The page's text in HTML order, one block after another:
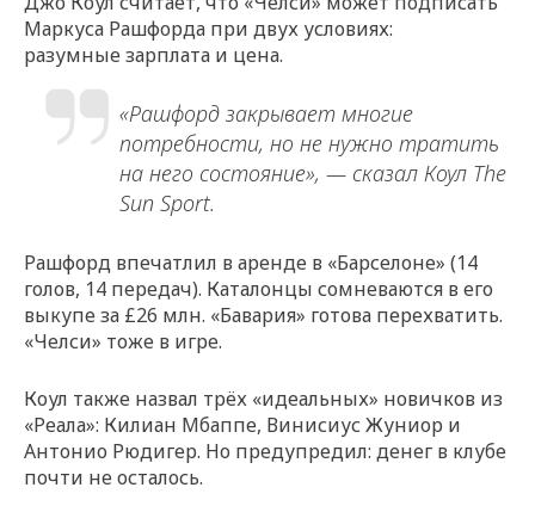
Маркуса Рашфорда при двух условиях:
разумные зарплата и цена.
«Рашфорд закрывает многие
потребности, но не нужно тратить
на него состояние», — сказал Коул The
Sun Sport.
Рашфорд впечатлил в аренде в «Барселоне» (14
голов, 14 передач). Каталонцы сомневаются в его
выкупе за £26 млн. «Бавария» готова перехватить.
«Челси» тоже в игре.
Коул также назвал трёх «идеальных» новичков из
«Реала»: Килиан Мбаппе, Винисиус Жуниор и
Антонио Рюдигер. Но предупредил: денег в клубе
почти не осталось.